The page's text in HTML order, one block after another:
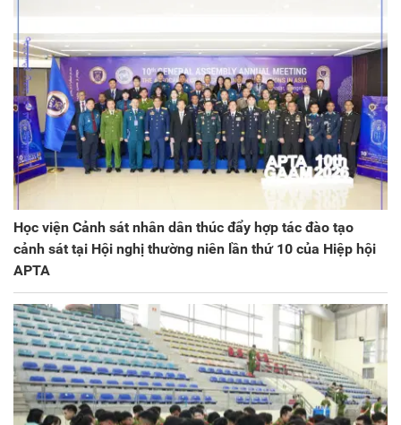
Học viện Cảnh sát nhân dân thúc đẩy hợp tác đào tạo
cảnh sát tại Hội nghị thường niên lần thứ 10 của Hiệp hội
APTA